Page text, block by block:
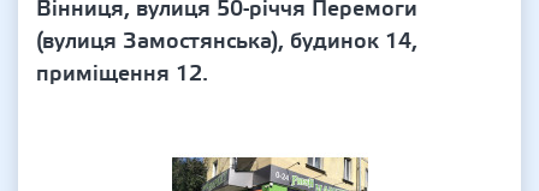
Вінниця, вулиця 50-річчя Перемоги
(вулиця Замостянська), будинок 14,
приміщення 12.